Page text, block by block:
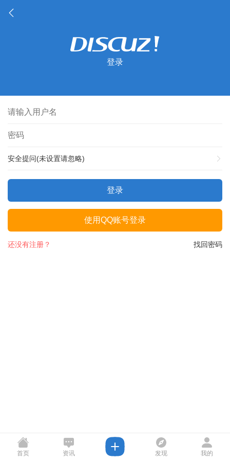
登录
安全提问(未设置请忽略)
登录
使用QQ账号登录
找回密码
还没有注册？
首页 资讯 发现 我的